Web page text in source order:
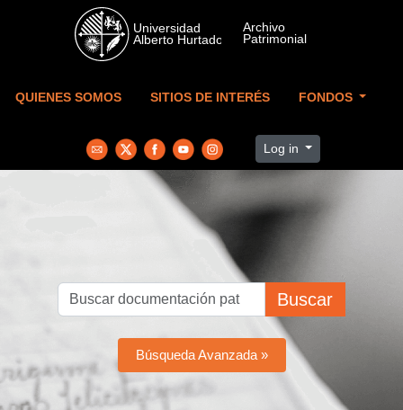
Skip to main content
QUIENES SOMOS SITIOS DE INTERÉS FONDOS
Log in
Buscar
Búsqueda Avanzada »